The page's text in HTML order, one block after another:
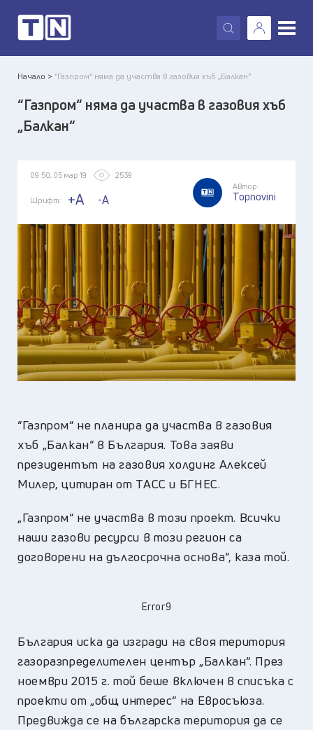
X
Начало >“Газпром“ няма да участва в газовия хъб „Балкан“
“Газпром“ няма да участва в газовия хъб
„Балкан“
09:50, 05 мар 19 2539
Шрифт: +A -A
Автор:
Topnovini
“Газпром“ не планира да участва в газовия
хъб „Балкан“ в България. Това заяви
президентът на газовия холдинг Алексей
Милер, цитиран от ТАСС и БГНЕС.
„Газпром“ не участва в този проект. Всички
наши газови ресурси в този регион са
договорени на дългосрочна основа“, каза той.
Error9
България иска да изгради на своя територия
газоразпределителен център „Балкан“. През
ноември 2015 г. той беше включен в списъка с
проекти от „общ интерес“ на Евросъюза.
Предвижда се на българска територия да се